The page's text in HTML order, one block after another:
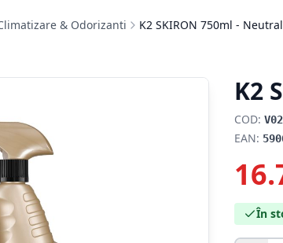
& Odorizanti K2 SKIRON 750ml -
K2
COD:
EAN:
În